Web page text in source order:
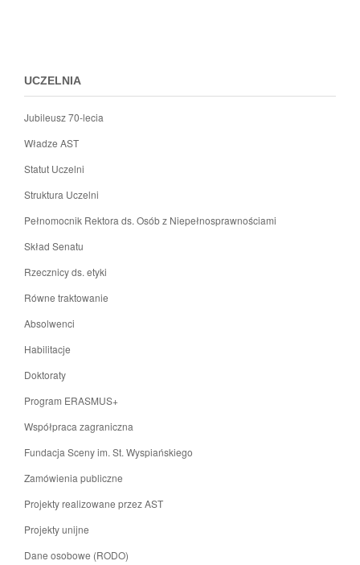
UCZELNIA
Jubileusz 70-lecia
Władze AST
Statut Uczelni
Struktura Uczelni
Pełnomocnik Rektora ds. Osób z Niepełnosprawnościami
Skład Senatu
Rzecznicy ds. etyki
Równe traktowanie
Absolwenci
Habilitacje
Doktoraty
Program ERASMUS+
Współpraca zagraniczna
Fundacja Sceny im. St. Wyspiańskiego
Zamówienia publiczne
Projekty realizowane przez AST
Projekty unijne
Dane osobowe (RODO)